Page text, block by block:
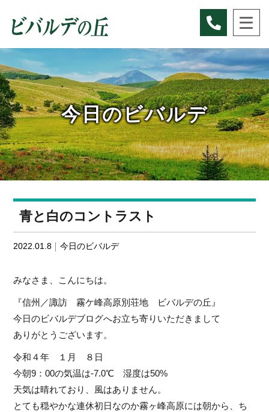
今日のビバルデ
青と白のコントラスト
2022.01.8 今日のビバルデ
みなさま、こんにちは。
『信州／諏訪 霧ケ峰高原別荘地 ビバルデの丘』
今日のビバルデブログへお立ち寄りいただきまして
ありがとうございます。
令和４年 １月 ８日
今朝9：00の気温は-7.0℃ 湿度は50%
天気は晴れており、風はありません。
とても穏やかな連休初日なのか霧ヶ峰高原には朝から、ち